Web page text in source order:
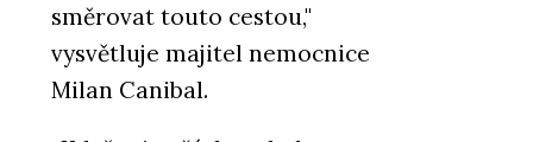
směrovat touto cestou,"
vysvětluje majitel nemocnice
Milan Canibal.